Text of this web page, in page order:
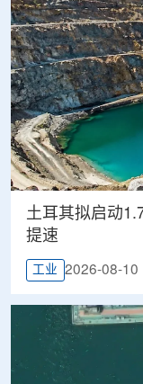
土耳其拟启动
提速
工业 2026-08-10